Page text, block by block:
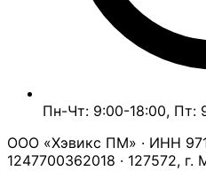
Пн-Чт: 9:00-18:00, Пт:
ООО «Хэвикс ПМ» · ИНН
1247700362018 · 127572, г.